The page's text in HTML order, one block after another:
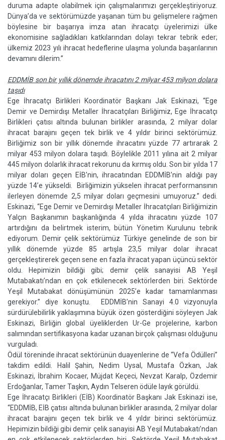
duruma adapte olabilmek için çalışmalarımızı gerçekleştiriyoruz.
Dünya’da ve sektörümüzde yaşanan tüm bu gelişmelere rağmen
böylesine bir başarıya imza atan ihracatçı üyelerimizi ülke
ekonomisine sağladıkları katkılarından dolayı tekrar tebrik eder;
ülkemiz 2023 yılı ihracat hedeflerine ulaşma yolunda başarılarının
devamını dilerim.”
EDDMİB son bir yıllık dönemde ihracatını 2 milyar 453 milyon dolara
taşıdı
Ege İhracatçı Birlikleri Koordinatör Başkanı Jak Eskinazi, “Ege
Demir ve Demirdışı Metaller İhracatçıları Birliğimiz, Ege İhracatçı
Birlikleri çatısı altında bulunan birlikler arasında, 2 milyar dolar
ihracat barajını geçen tek birlik ve 4 yıldır birinci sektörümüz.
Birliğimiz son bir yıllık dönemde ihracatını yüzde 77 artırarak 2
milyar 453 milyon dolara taşıdı. Böylelikle 2011 yılına ait 2 milyar
445 milyon dolarlık ihracat rekorunu da kırmış oldu. Son bir yılda 17
milyar doları geçen EİB’nin, ihracatından EDDMİB’nin aldığı pay
yüzde 14’e yükseldi. Birliğimizin yükselen ihracat performansının
ilerleyen dönemde 2,5 milyar doları geçmesini umuyoruz.” dedi.
Eskinazi, “Ege Demir ve Demirdışı Metaller İhracatçıları Birliğimizin
Yalçın Başkanımın başkanlığında 4 yılda ihracatını yüzde 107
artırdığını da belirtmek isterim, bütün Yönetim Kurulunu tebrik
ediyorum. Demir çelik sektörümüz Türkiye genelinde de son bir
yıllık dönemde yüzde 85 artışla 23,5 milyar dolar ihracat
gerçekleştirerek geçen sene en fazla ihracat yapan üçüncü sektör
oldu. Hepimizin bildiği gibi; demir çelik sanayisi AB Yeşil
Mutabakatı’ndan en çok etkilenecek sektörlerden biri. Sektörde
Yeşil Mutabakat dönüşümünün 2025’e kadar tamamlanması
gerekiyor.” diye konuştu. EDDMİB’nin Sanayi 4.0 vizyonuyla
sürdürülebilirlik yaklaşımına büyük özen gösterdiğini söyleyen Jak
Eskinazi, Birliğin global üyeliklerden Ur-Ge projelerine, karbon
salımından sertifikasyona kadar uzanan birçok çalışması olduğunu
vurguladı.
Ödül töreninde ihracat sektörünün duayenlerine de “Vefa Ödülleri”
takdim edildi. Halil Şahin, Nedim Uysal, Mustafa Özkan, Jak
Eskinazi, İbrahim Kocaer, Müjdat Keçeci, Nevzat Karalp, Özdemir
Erdoğanlar, Tamer Taşkın, Aydın Telseren ödüle layık görüldü.
Ege İhracatçı Birlikleri (EİB) Koordinatör Başkanı Jak Eskinazi ise,
“EDDMİB, EİB çatısı altında bulunan birlikler arasında, 2 milyar dolar
ihracat barajını geçen tek birlik ve 4 yıldır birinci sektörümüz.
Hepimizin bildiği gibi demir çelik sanayisi AB Yeşil Mutabakatı’ndan